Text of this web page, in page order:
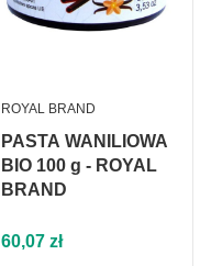
PASTA WANILIOWA
BIO 100 g - ROYAL
BRAND
PRODUCENT
ROYAL BRAND
Cena
60,07 zł